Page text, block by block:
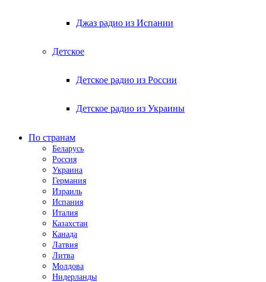
Джаз радио из Испании
Детское
Детское радио из России
Детское радио из Украины
По странам
Беларусь
Россия
Украина
Германия
Израиль
Испания
Италия
Казахстан
Канада
Латвия
Литва
Молдова
Нидерланды